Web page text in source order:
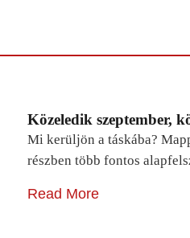
Közeledik szeptember,
Mi kerüljön a táskába?
részben több fontos
Read More